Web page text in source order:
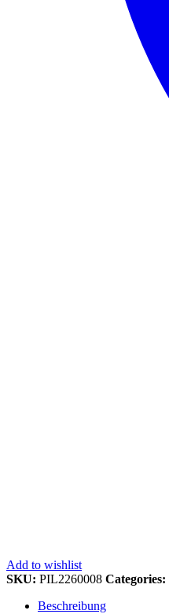
Add to wishlist
SKU: PIL2260008 Categories:
Beschreibung